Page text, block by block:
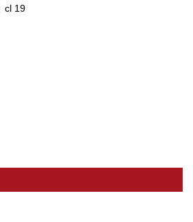
cl 19